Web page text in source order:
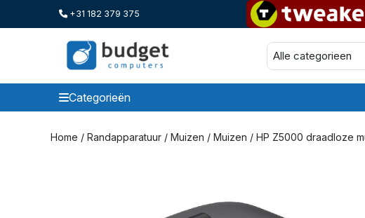
+31 182 379 375
Categorieën
Categorieen
Home / Randapparatuur / Muizen / Muizen / HP Z5000 draadloze